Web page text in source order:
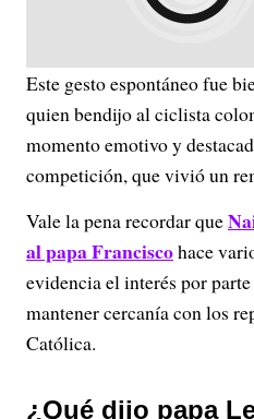
Este gesto espontáneo fue
quien bendijo al ciclista
momento emotivo y
competición, que vivió un
Vale la pena recordar que
al papa Franciscohace
evidencia el interés por
mantener cercanía con los
Católica.
¿Qué dijo papa